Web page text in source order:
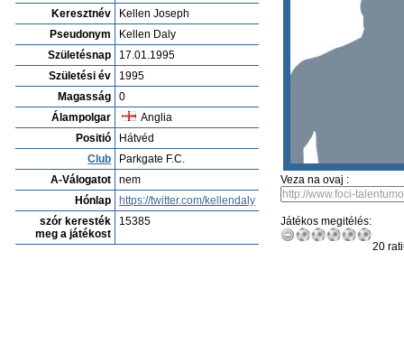
Keresztnév
Kellen Joseph
Pseudonym
Kellen Daly
Születésnap
17.01.1995
Születési év
1995
Magasság
0
Álampolgar
Anglia
Positió
Hátvéd
Club
Parkgate F.C.
A-Válogatot
nem
Hónlap
https://twitter.com/kellendaly
szór keresték
meg a játékost
15385
Veza na ovaj :
Játékos megitélés:
20